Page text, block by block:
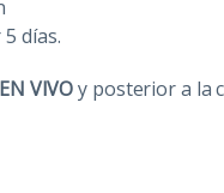
días.
VIVOy posterior a la